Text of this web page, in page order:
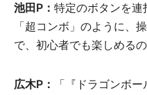
池田P： 特定のボタンを連
「超コンボ」のように、
で、初心者でも楽しめる
広木P：
「『ドラゴンボ